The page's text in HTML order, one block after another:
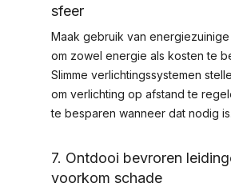
sfeer
Maak gebruik van energiezuinige
om zowel energie als kosten te
Slimme verlichtingssystemen
om verlichting op afstand te
te besparen wanneer dat nodig is.
7. Ontdooi bevroren
voorkom schade